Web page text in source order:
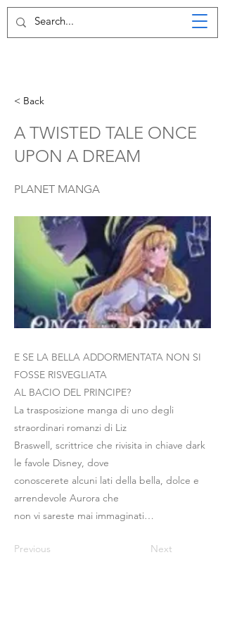
< Back
A TWISTED TALE ONCE
UPON A DREAM
PLANET MANGA
E SE LA BELLA ADDORMENTATA NON SI
FOSSE RISVEGLIATA
AL BACIO DEL PRINCIPE?
La trasposizione manga di uno degli
straordinari romanzi di Liz
Braswell, scrittrice che rivisita in chiave dark
le favole Disney, dove
conoscerete alcuni lati della bella, dolce e
arrendevole Aurora che
non vi sareste mai immaginati…
Previous Next